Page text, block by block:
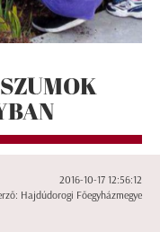
2016-10-17 12:56:12
Hajdúdorogi Főegyházmegye